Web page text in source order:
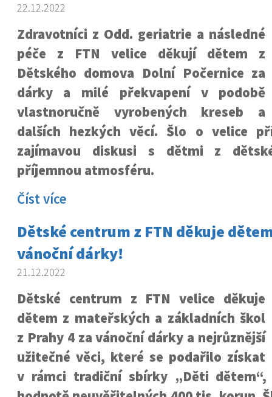
22.12.2022
Zdravotníci z Odd. geriatrie a následné
péče z FTN velice děkují dětem z
Dětského domova Dolní Počernice za
dárky a milé překvapení v podobě
vlastnoručně vyrobených kreseb a
dalších hezkých věcí. Šlo o velice
zajímavou diskusi s dětmi z
příjemnou atmosféru.
Číst více
Dětské centrum z FTN děkuje
vánoční dárky!
21.12.2022
Dětské centrum z FTN velice děkuje
dětem z mateřských a základních škol
z Prahy 4 za vánoční dárky a nejrůznější
užitečné věci, které se podařilo získat
v rámci tradiční sbírky „Děti